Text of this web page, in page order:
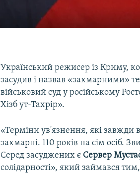
Український режисер із Криму,
засудив і назвав «захмарними»
військовий суд у російському
Хізб ут-Тахрір».
«Терміни ув'язнення, які завжди
захмарні. 110 років на сім осіб.
Серед засуджених є Сервер
солідарності», який займався